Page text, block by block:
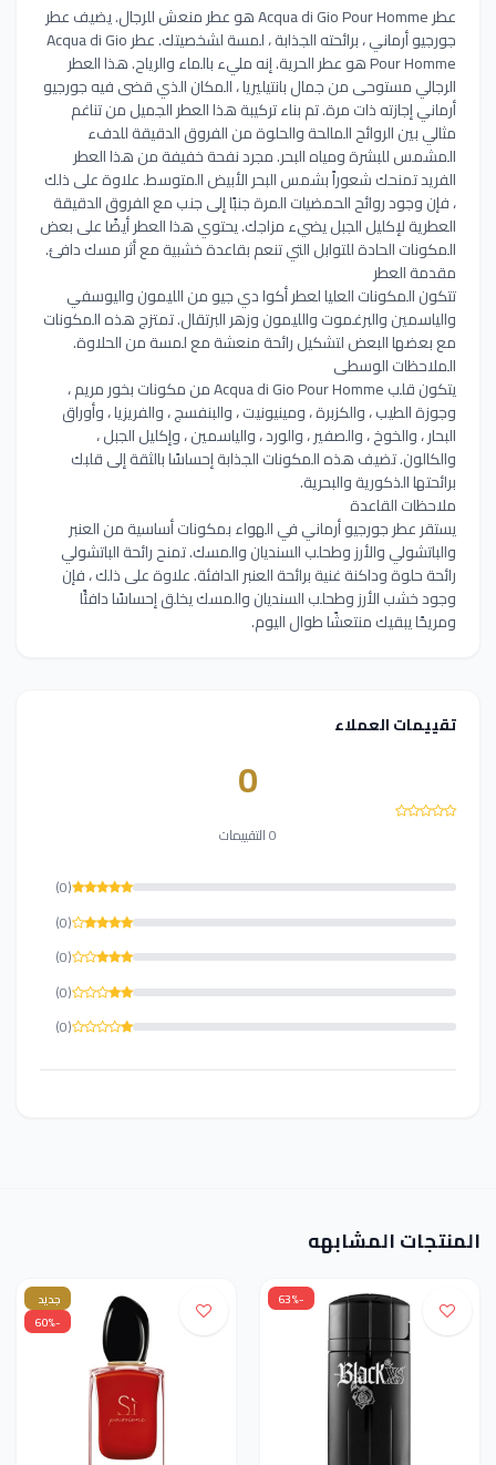
عطر Acqua di Gio Pour Homme هو عطر منعش للرجال. يضيف عطر
جورجيو أرماني ، برائحته الجذابة ، لمسة لشخصيتك. عطر Acqua di Gio
Pour Homme هو عطر الحرية. إنه مليء بالماء والرياح. هذا العطر
الرجالي مستوحى من جمال بانتيليريا ، المكان الذي قضى فيه جورجيو
أرماني إجازته ذات مرة. تم بناء تركيبة هذا العطر الجميل من تناغم
مثالي بين الروائح المالحة والحلوة من الفروق الدقيقة للدفء
المشمس للبشرة ومياه البحر. مجرد نفحة خفيفة من هذا العطر
الفريد تمنحك شعوراً بشمس البحر الأبيض المتوسط. علاوة على ذلك
، فإن وجود روائح الحمضيات المرة جنبًا إلى جنب مع الفروق الدقيقة
العطرية لإكليل الجبل يضيء مزاجك. يحتوي هذا العطر أيضًا على بعض
المكونات الحادة للتوابل التي تنعم بقاعدة خشبية مع أثر مسك دافئ.
مقدمة العطر
تتكون المكونات العليا لعطر أكوا دي جيو من الليمون واليوسفي
والياسمين والبرغموت والليمون وزهر البرتقال. تمتزج هذه المكونات
مع بعضها البعض لتشكيل رائحة منعشة مع لمسة من الحلاوة.
الملاحظات الوسطى
يتكون قلب Acqua di Gio Pour Homme من مكونات بخور مريم ،
وجوزة الطيب ، والكزبرة ، ومينيونيت ، والبنفسج ، والفريزيا ، وأوراق
البحار ، والخوخ ، والصفير ، والورد ، والياسمين ، وإكليل الجبل ،
والكالون. تضيف هذه المكونات الجذابة إحساسًا بالثقة إلى قلبك
برائحتها الذكورية والبحرية.
ملاحظات القاعدة
يستقر عطر جورجيو أرماني في الهواء بمكونات أساسية من العنبر
والباتشولي والأرز وطحلب السنديان والمسك. تمنح رائحة الباتشولي
رائحة حلوة وداكنة غنية برائحة العنبر الدافئة. علاوة على ذلك ، فإن
وجود خشب الأرز وطحلب السنديان والمسك يخلق إحساسًا دافئًا
ومريحًا يبقيك منتعشًا طوال اليوم.
تقييمات العملاء
0
0 التقييمات
(0)
(0)
(0)
(0)
(0)
المنتجات المشابهه
-63%
جديد
-60%